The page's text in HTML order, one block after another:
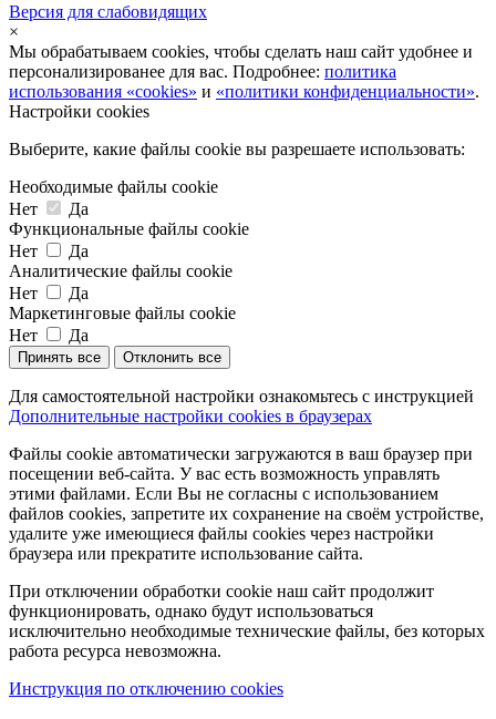
Версия для слабовидящих
×
Мы обрабатываем cookies, чтобы сделать наш сайт удобнее и
персонализированее для вас. Подробнее: политика
использования «cookies» и «политики конфиденциальности».
Настройки cookies
Выберите, какие файлы cookie вы разрешаете использовать:
Необходимые файлы cookie
Нет
Да
Функциональные файлы cookie
Нет
Да
Аналитические файлы cookie
Нет
Да
Маркетинговые файлы cookie
Нет
Да
Принять все Отклонить все
Для самостоятельной настройки ознакомьтесь с инструкцией
Дополнительные настройки cookies в браузерах
Файлы cookie автоматически загружаются в ваш браузер при
посещении веб-сайта. У вас есть возможность управлять
этими файлами. Если Вы не согласны с использованием
файлов cookies, запретите их сохранение на своём устройстве,
удалите уже имеющиеся файлы cookies через настройки
браузера или прекратите использование сайта.
При отключении обработки cookie наш сайт продолжит
функционировать, однако будут использоваться
исключительно необходимые технические файлы, без которых
работа ресурса невозможна.
Инструкция по отключению cookies